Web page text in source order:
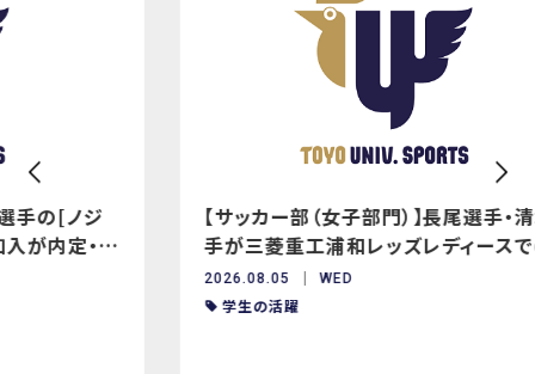
【サッカー部（女子部門）】長尾選手・清水選
手が三菱重工浦和レッズレディースでの
2026/27年JFA・WEリーグ特別指定選手に
WED